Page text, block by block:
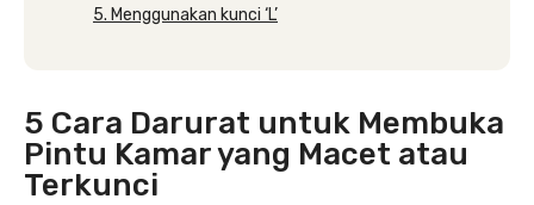
5. Menggunakan kunci ‘L’
5 Cara Darurat untuk Membuka
Pintu Kamar yang Macet atau
Terkunci